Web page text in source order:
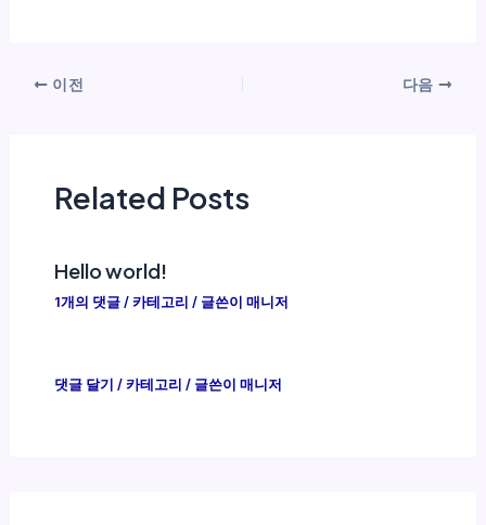
이전 다음
Related Posts
Hello world!
1개의 댓글 / 카테고리 / 글쓴이 매니저
댓글 달기 / 카테고리 / 글쓴이 매니저